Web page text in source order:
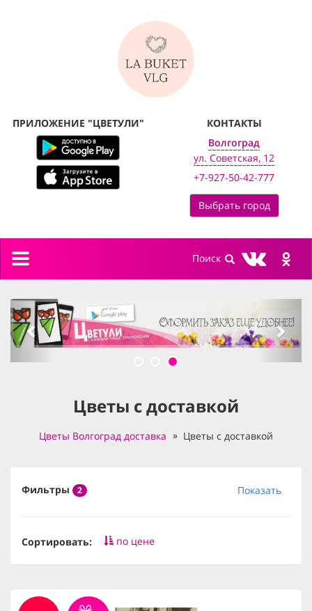
ПРИЛОЖЕНИЕ "ЦВЕТУЛИ"
КОНТАКТЫ
Волгоград
ул. Советская, 12
+7-927-50-42-777
Выбрать город
Toggle
previous
Цветы с доставкой
Цветы Волгоград доставка Цветы с доставкой
Фильтры 2 Показать
Сортировать: по цене